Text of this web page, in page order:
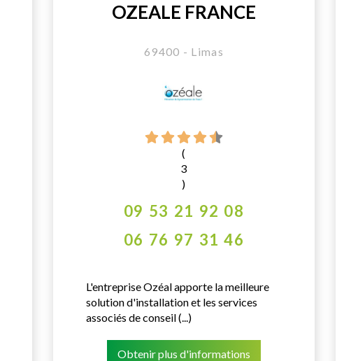
OZEALE FRANCE
69400 - Limas
(
3
)
09 53 21 92 08
06 76 97 31 46
L'entreprise Ozéal apporte la meilleure
solution d'installation et les services
associés de conseil (...)
Obtenir plus d'informations